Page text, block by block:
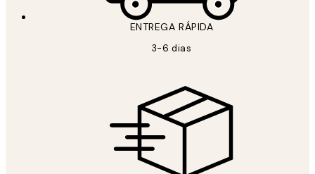
ENTREGA RÁPIDA
3-6 dias